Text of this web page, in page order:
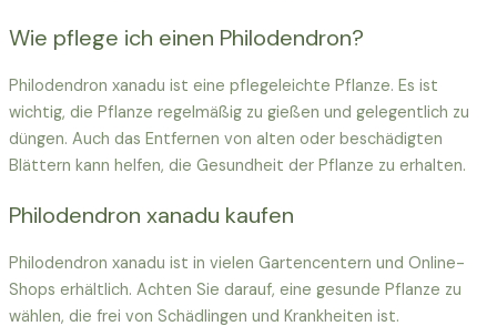
Wie pflege ich einen Philodendron?
Philodendron xanadu ist eine pflegeleichte Pflanze. Es ist
wichtig, die Pflanze regelmäßig zu gießen und gelegentlich zu
düngen. Auch das Entfernen von alten oder beschädigten
Blättern kann helfen, die Gesundheit der Pflanze zu erhalten.
Philodendron xanadu kaufen
Philodendron xanadu ist in vielen Gartencentern und Online-
Shops erhältlich. Achten Sie darauf, eine gesunde Pflanze zu
wählen, die frei von Schädlingen und Krankheiten ist.